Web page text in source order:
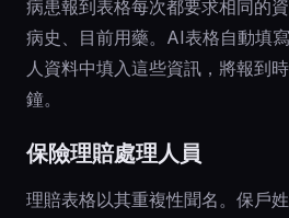
病患報到表格每次都要求相同的
病史、目前用藥。AI表格自動填
人資料中填入這些資訊，將報到
鐘。
保險理賠處理人員
理賠表格以其重複性聞名。保戶